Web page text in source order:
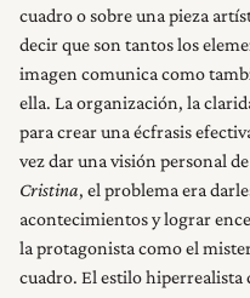
cuadro o sobre una pieza
decir que son tantos los
imagen comunica como
ella. La organización, la
para crear una écfrasis
vez dar una visión personal
Cristina, el problema era
acontecimientos y lograr
la protagonista como el
cuadro. El estilo hiperrealista